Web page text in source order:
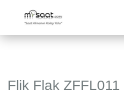
Flik Flak ZFFL011